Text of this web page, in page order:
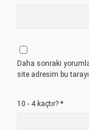
Daha sonraki
site adresim bu
10 - 4 kaçtır? *